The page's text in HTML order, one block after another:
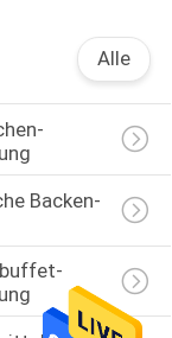
Alle
Backen-